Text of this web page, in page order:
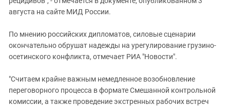
августа на сайте МИД России.
По мнению российских дипломатов, силовые сценарии
окончательно обрушат надежды на урегулирование грузино-
осетинского конфликта, отмечает РИА "Новости".
"Считаем крайне важным немедленное возобновление
переговорного процесса в формате Смешанной контрольной
комиссии, а также проведение экстренных рабочих встреч